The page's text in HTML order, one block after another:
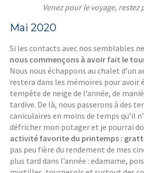
Venez pour le voyage, restez
Mai 2020
Si les contacts avec nos semblables
nous commençons à avoir fait le
Nous nous échappons au chalet d’un
restera dans les mémoires pour avoir
tempête de neige de l’année, de
tardive. De là, nous passerons à des
caniculaires en moins de temps qu’il
défricher mon potager et je pourrai
activité favorite du printemps :
pas peu fière du rendement de mes
plus tard dans l’année : edamame,